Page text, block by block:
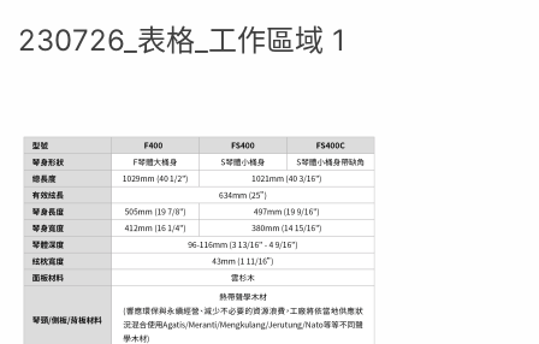
230726_表格_工作區域 1